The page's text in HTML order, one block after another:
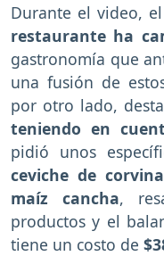
Durante el video,
restaurante ha
gastronomía que
una fusión de
por otro lado,
teniendo en
pidió unos
ceviche de
maíz cancha,
productos y el
tiene un costo de